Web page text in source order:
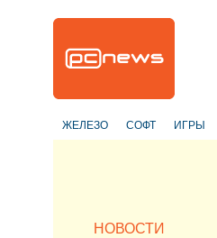
ЖЕЛЕЗО СОФТ ИГРЫ
НОВОСТИ